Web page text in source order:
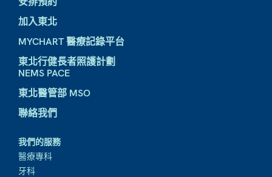
加入東北
MYCHART 醫療記錄平台
東北行健長者照護計劃
NEMS PACE
東北醫管部 MSO
聯絡我們
我們的服務
醫療專科
牙科